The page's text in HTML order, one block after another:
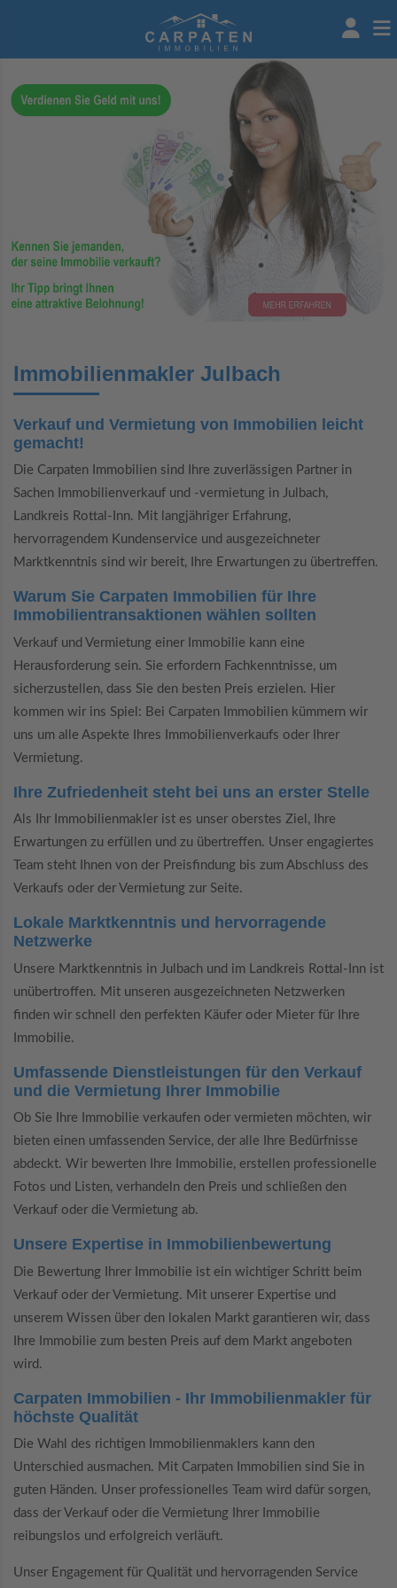
Immobilienmakler Julbach
Verkauf und Vermietung von Immobilien leicht
gemacht!
Die Carpaten Immobilien sind Ihre zuverlässigen Partner in
Sachen Immobilienverkauf und -vermietung in Julbach,
Landkreis Rottal-Inn. Mit langjähriger Erfahrung,
hervorragendem Kundenservice und ausgezeichneter
Marktkenntnis sind wir bereit, Ihre Erwartungen zu übertreffen.
Warum Sie Carpaten Immobilien für Ihre
Immobilientransaktionen wählen sollten
Verkauf und Vermietung einer Immobilie kann eine
Herausforderung sein. Sie erfordern Fachkenntnisse, um
sicherzustellen, dass Sie den besten Preis erzielen. Hier
kommen wir ins Spiel: Bei Carpaten Immobilien kümmern wir
uns um alle Aspekte Ihres Immobilienverkaufs oder Ihrer
Vermietung.
Ihre Zufriedenheit steht bei uns an erster Stelle
Als Ihr Immobilienmakler ist es unser oberstes Ziel, Ihre
Erwartungen zu erfüllen und zu übertreffen. Unser engagiertes
Team steht Ihnen von der Preisfindung bis zum Abschluss des
Verkaufs oder der Vermietung zur Seite.
Lokale Marktkenntnis und hervorragende
Netzwerke
Unsere Marktkenntnis in Julbach und im Landkreis Rottal-Inn ist
unübertroffen. Mit unseren ausgezeichneten Netzwerken
finden wir schnell den perfekten Käufer oder Mieter für Ihre
Immobilie.
Umfassende Dienstleistungen für den Verkauf
und die Vermietung Ihrer Immobilie
Ob Sie Ihre Immobilie verkaufen oder vermieten möchten, wir
bieten einen umfassenden Service, der alle Ihre Bedürfnisse
abdeckt. Wir bewerten Ihre Immobilie, erstellen professionelle
Fotos und Listen, verhandeln den Preis und schließen den
Verkauf oder die Vermietung ab.
Unsere Expertise in Immobilienbewertung
Die Bewertung Ihrer Immobilie ist ein wichtiger Schritt beim
Verkauf oder der Vermietung. Mit unserer Expertise und
unserem Wissen über den lokalen Markt garantieren wir, dass
Ihre Immobilie zum besten Preis auf dem Markt angeboten
wird.
Carpaten Immobilien - Ihr Immobilienmakler für
höchste Qualität
Die Wahl des richtigen Immobilienmaklers kann den
Unterschied ausmachen. Mit Carpaten Immobilien sind Sie in
guten Händen. Unser professionelles Team wird dafür sorgen,
dass der Verkauf oder die Vermietung Ihrer Immobilie
reibungslos und erfolgreich verläuft.
Unser Engagement für Qualität und hervorragenden Service